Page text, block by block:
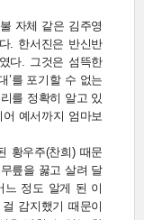
자체 같은 김주영
. 한서진은 반신반
다. 그것은 섬뜩한
’를 포기할 수 없는
를 정확히 알고 있
예서까지 엄마보
황우주(찬희) 때문
릎을 꿇고 살려 달
느 정도 알게 된 이
감지했기 때문이